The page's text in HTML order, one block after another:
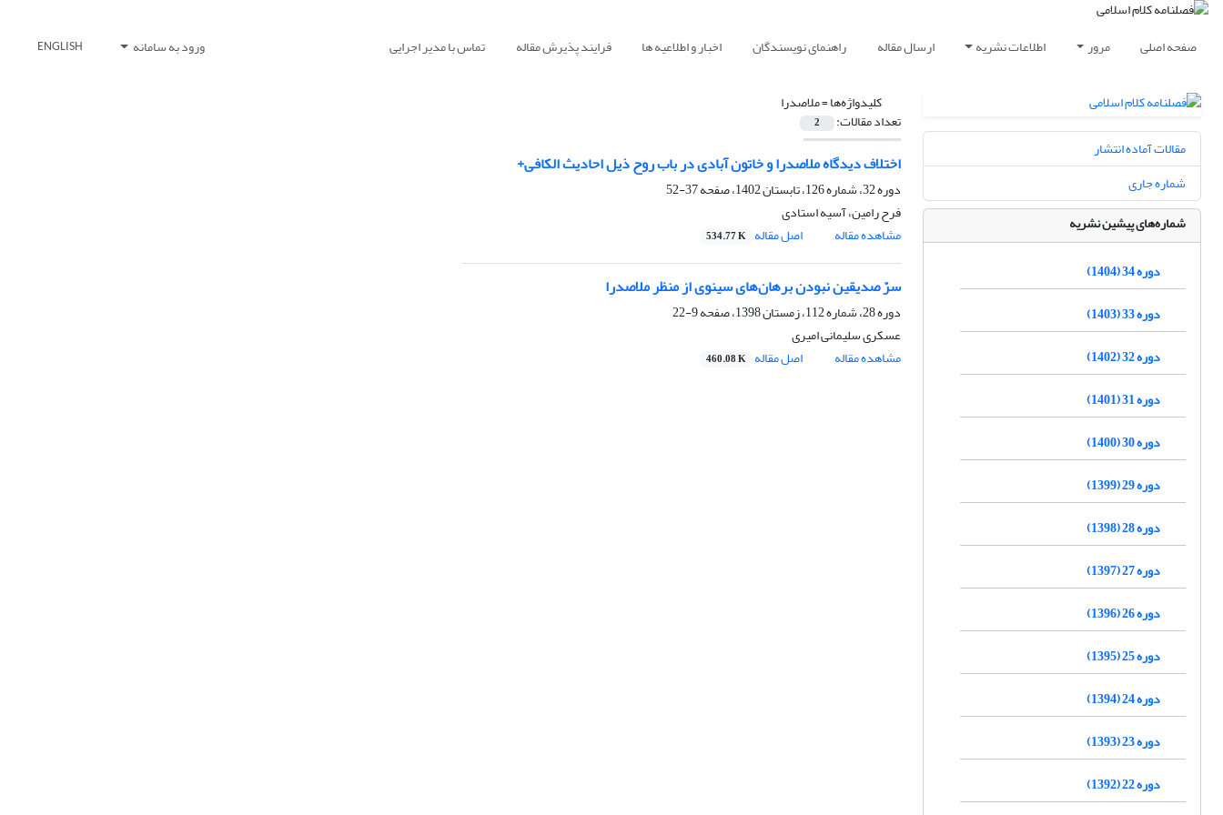
صفحه اصلی مرور اطلاعات نشریه ارسال مقاله راهنمای نویسندگان اخبار و اطلاعیه ها فرایند پذیرش مقاله تماس با مدیر اجرایی ورود به سامانه ENGLISH
کلیدواژه‌ها =ملاصدرا
تعداد مقالات: 2
اختلاف دیدگاه ملاصدرا و خاتون آبادی در باب روح ذیل احادیث الکافی+
دوره 32، شماره 126، تابستان 1402، صفحه
37-52
فرح رامین، آسیه استادی
مشاهده مقاله
اصل مقاله 534.77 K
سرّ صدیقین نبودن برهان‌های سینوی از منظر ملاصدرا
دوره 28، شماره 112، زمستان 1398، صفحه
9-22
عسکری سلیمانی امیری
مشاهده مقاله
اصل مقاله 460.08 K
مقالات آماده انتشار
شماره جاری
شماره‌های پیشین نشریه
دوره 34 (1404)
دوره 33 (1403)
دوره 32 (1402)
دوره 31 (1401)
دوره 30 (1400)
دوره 29 (1399)
دوره 28 (1398)
دوره 27 (1397)
دوره 26 (1396)
دوره 25 (1395)
دوره 24 (1394)
دوره 23 (1393)
دوره 22 (1392)